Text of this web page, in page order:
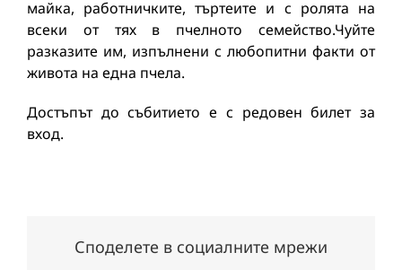
майка, работничките, търтеите и с ролята на
всеки от тях в пчелното семейство.Чуйте
разказите им, изпълнени с любопитни факти от
живота на една пчела.
Достъпът до събитието е с редовен билет за
вход.
Споделете в социалните мрежи